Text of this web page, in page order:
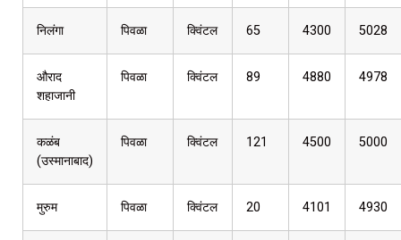
निलंगा पिवळा क्विंटल 65 4300 5028
औराद
शहाजानी
पिवळा क्विंटल 89 4880 4978
कळंब
(उस्मानाबाद)
पिवळा क्विंटल 121 4500 5000
मुरुम पिवळा क्विंटल 20 4101 4930